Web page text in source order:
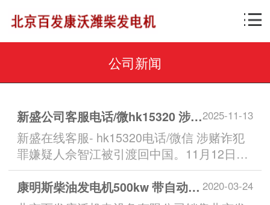
公司新闻
2025-11-13
新盛公司客服电话/微hk15320 涉案超27亿元！佘智江被引渡回国
新盛在线客服- hk15320电话/微信 涉赌诈犯
罪嫌疑人佘智江被引渡回中国。11月12日，
随着一架中国民航客机降落在南京禄口国际
机场，我公安机关通缉的跨境赌博“十大逃
2020-03-24
康明斯柴油发电机500kw 带自动保护控制